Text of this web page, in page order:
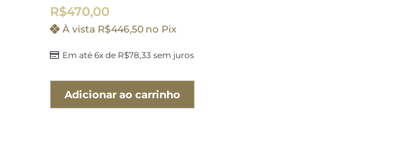
R$470,00
Em até 6x de R$78,33sem juros
À vista R$446,50 no Pix
Adicionar ao carrinho